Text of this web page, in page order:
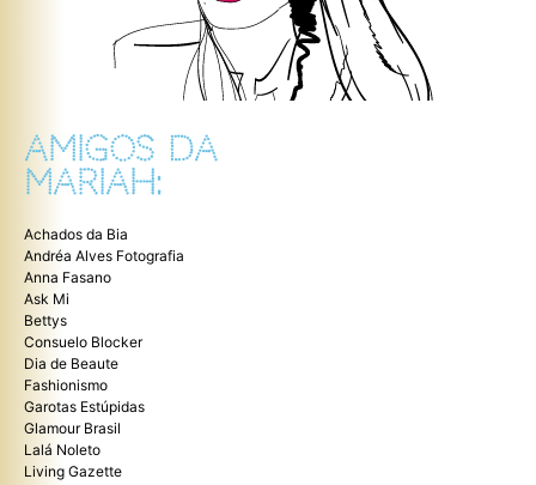
AMIGOS DA
MARIAH:
Achados da Bia
Andréa Alves Fotografia
Anna Fasano
Ask Mi
Bettys
Consuelo Blocker
Dia de Beaute
Fashionismo
Garotas Estúpidas
Glamour Brasil
Lalá Noleto
Living Gazette